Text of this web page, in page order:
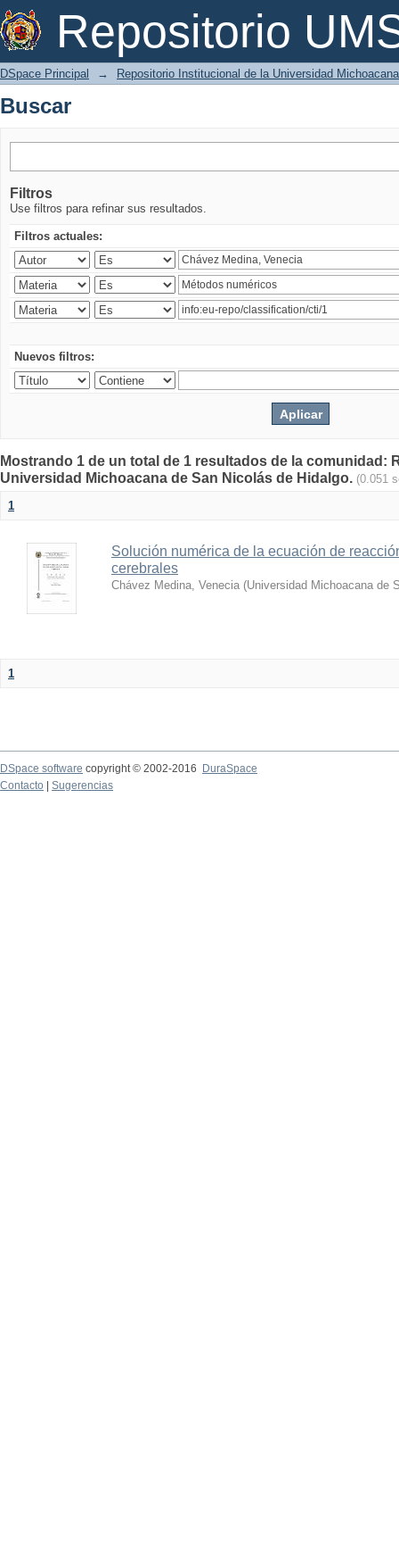
Repositorio
Buscar
DSpace Principal → Repositorio Institucional de la Universidad
Buscar
Filtros
Use filtros para refinar sus resultados.
Filtros actuales:
Nuevos filtros:
Mostrando 1 de un total de 1 resultados de la comunidad:
Universidad Michoacana de San Nicolás de Hidalgo. (0.051
1
Solución numérica de la ecuación de
cerebrales
Chávez Medina, Venecia (Universidad Michoacana de
1
DSpace software copyright © 2002-2016
DuraSpace
Contacto
Sugerencias